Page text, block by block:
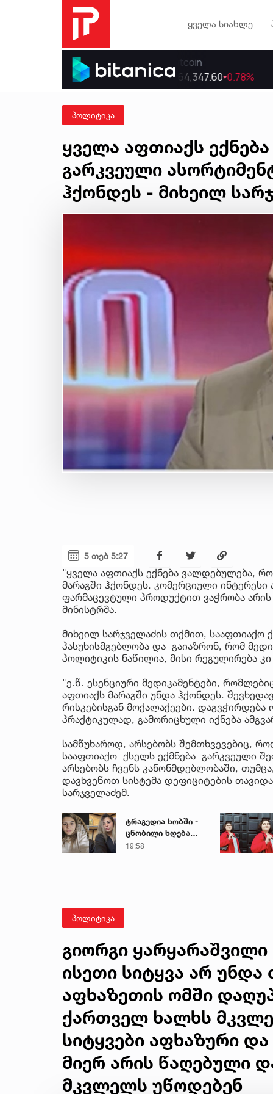
ყველა სიახლე
პოლიტიკა
ყველა აფთიაქს
გარკვეული
ჰქონდეს - მიხეილ
5 თებ 5:27
"ყველა აფთიაქს ექნება ვალდებულება,
მარაგში ჰქონდეს. კომერციული
ფარმაცევტული პროდუქტით ვაჭრობა არის
მინისტრმა.
მიხეილ სარჯველაძის თქმით, სააფთიაქო
პასუხისმგებლობა და გაიაზრონ, რომ
პოლიტიკის ნაწილია, მისი რეგულირება
"ე.წ. ესენციური მედიკამენტები,
აფთიაქს მარაგში უნდა ჰქონდეს.
რისკებისგან მოქალაქეები.
პრაქტიკულად, გამორიცხული იქნება
სამწუხაროდ, არსებობს შემთხვევებიც,
სააფთიაქო ქსელს ექმნება გარკვეული
არსებობს ჩვენს კანონმდებლობაში,
დავხვეწოთ სისტემა დეფიციტების
სარჯველაძემ.
ტრაგედია ხობში -
ცნობილი ხდება
დაღუპული დედა-
19:58
პოლიტიკა
გიორგი ყარყარაშვილი
ისეთი სიტყვა არ
აფხაზეთის ომში
ქართველ ხალხს
სიტყვები აფხაზური
მიერ არის წაღებული
მკვლელს უწოდებენ